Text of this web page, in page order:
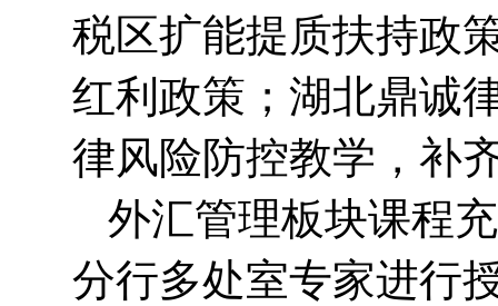
税区扩能提质扶持政
红利政策；湖北鼎诚
律风险防控教学，补
外汇管理板块课程
分行多处室专家进行